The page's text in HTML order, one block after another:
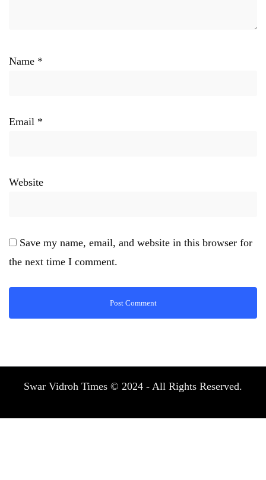
Name *
Email *
Website
Save my name, email, and website in this browser for
the next time I comment.
Swar Vidroh Times © 2024 - All Rights Reserved.